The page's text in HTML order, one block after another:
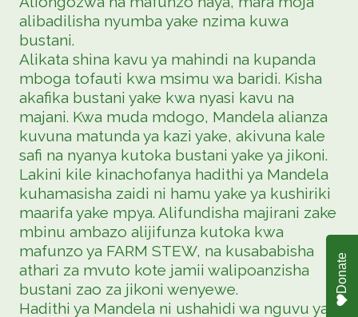
alibadilisha nyumba yake nzima kuwa
bustani.
Alikata shina kavu ya mahindi na kupanda
mboga tofauti kwa msimu wa baridi. Kisha
akafika bustani yake kwa nyasi kavu na
majani. Kwa muda mdogo, Mandela alianza
kuvuna matunda ya kazi yake, akivuna kale
safi na nyanya kutoka bustani yake ya jikoni.
Lakini kile kinachofanya hadithi ya Mandela
kuhamasisha zaidi ni hamu yake ya kushiriki
maarifa yake mpya. Alifundisha majirani zake
mbinu ambazo alijifunza kutoka kwa
mafunzo ya FARM STEW, na kusababisha
athari za mvuto kote jamii walipoanzisha
bustani zao za jikoni wenyewe.
Hadithi ya Mandela ni ushahidi wa nguvu ya
Donate